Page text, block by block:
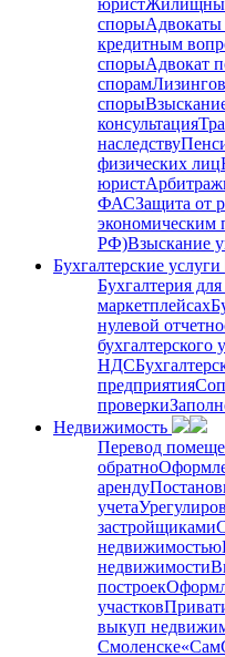
юрист
спорыАдвокаты
кредитным
спорыАдвокат
спорам
споры
консультация
наследству
физических лиц
юрист
ФАСЗащита от
экономическим
РФ)Взыскание
Бухгалтерские услуги
Бухгалтерия
маркетплейсах
нулевой
бухгалтерского
НДС
предприятия
проверки
Недвижимость
Перевод
обратно
аренду
учета
застройщиками
недвижимостью
недвижимости
построек
участков
выкуп
Cмоленске